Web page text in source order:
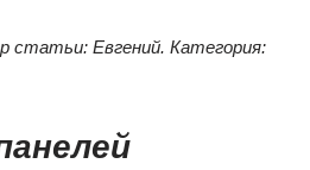
статьи: Евгений. Категория: